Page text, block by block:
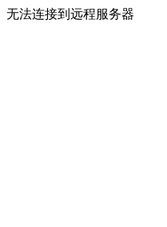
无法连接到远程服务器